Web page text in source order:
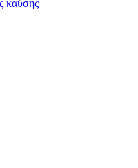
καύσης